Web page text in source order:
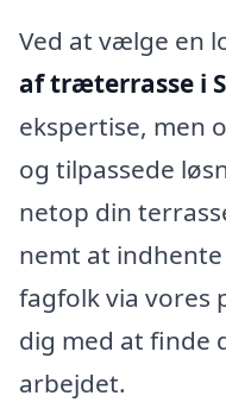
Ved at vælge en
af træterrasse i
ekspertise, men
og tilpassede
netop din
nemt at
fagfolk via vores
dig med at finde
arbejdet.